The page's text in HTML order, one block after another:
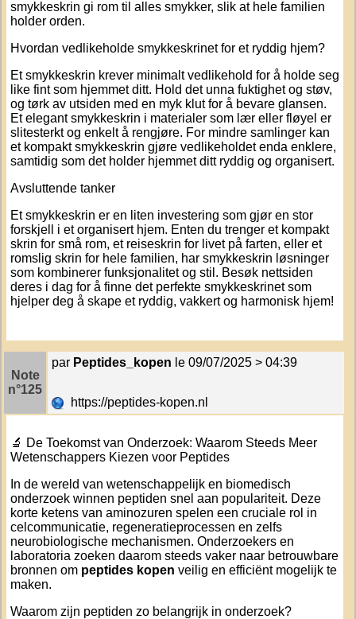
smykkeskrin gi rom til alles smykker, slik at hele familien
holder orden.
Hvordan vedlikeholde smykkeskrinet for et ryddig hjem?
Et smykkeskrin krever minimalt vedlikehold for å holde seg
like fint som hjemmet ditt. Hold det unna fuktighet og støv,
og tørk av utsiden med en myk klut for å bevare glansen.
Etelegant smykkeskrin i materialer som lær eller fløyel er
slitesterkt og enkelt å rengjøre. For mindre samlinger kan
et kompakt smykkeskrin gjøre vedlikeholdet enda enklere,
samtidig som det holder hjemmet ditt ryddig og organisert.
Avsluttende tanker
Etsmykkeskrin er en liten investering som gjør en stor
forskjell i et organisert hjem. Enten du trenger et kompakt
skrin for små rom, et reiseskrin for livet på farten, eller et
romslig skrin for hele familien, har smykkeskrin løsninger
som kombinerer funksjonalitet og stil. Besøk nettsiden
deres i dag for å finne det perfekte smykkeskrinet som
hjelper deg å skape et ryddig, vakkert og harmonisk hjem!
Note
n°125
par Peptides_kopen le 09/07/2025 > 04:39
https://peptides-kopen.nl
🔬 De Toekomst van Onderzoek: Waarom Steeds Meer
Wetenschappers Kiezen voor Peptides
In de wereld van wetenschappelijk en biomedisch
onderzoek winnen peptiden snel aan populariteit. Deze
korte ketens van aminozuren spelen een cruciale rol in
celcommunicatie, regeneratieprocessen en zelfs
neurobiologische mechanismen. Onderzoekers en
laboratoria zoeken daarom steeds vaker naar betrouwbare
bronnen om peptides kopen veilig en efficiënt mogelijk te
maken.
Waarom zijn peptiden zo belangrijk in onderzoek?